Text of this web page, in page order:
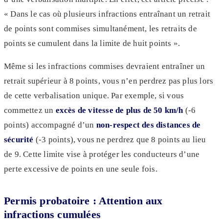
« Dans le cas où plusieurs infractions entraînant un retrait
de points sont commises simultanément, les retraits de
points se cumulent dans la limite de huit points ».
Même si les infractions commises devraient entraîner un
retrait supérieur à 8 points, vous n’en perdrez pas plus lors
de cette verbalisation unique. Par exemple, si vous
commettez un excès de vitesse de plus de 50 km/h(-6
points) accompagné d’un non-respect des distances de
sécurité (-3 points), vous ne perdrez que 8 points au lieu
de 9. Cette limite vise à protéger les conducteurs d’une
perte excessive de points en une seule fois.
Permis probatoire : Attention aux
infractions cumulées